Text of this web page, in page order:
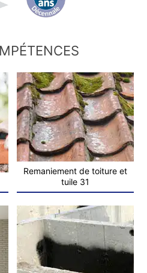
Remaniement de toiture et
tuile 31